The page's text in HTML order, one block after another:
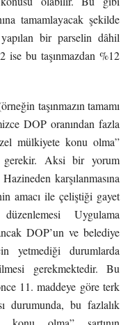
tamamlayacak şekilde
bir parselin dâhil
ise bu taşınmazdan %12
taşınmazın tamamı
DOP oranından fazla
mülkiyete konu olma”
gerekir. Aksi bir yorum
karşılanmasına
amacı ile çeliştiği gayet
Uygulama
DOP’un ve belediye
yetmediği durumlarda
gerekmektedir. Bu
11. maddeye göre terk
durumunda, bu fazlalık